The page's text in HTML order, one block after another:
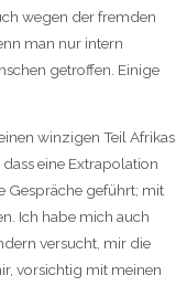
wegen der fremden
man nur intern
getroffen. Einige
winzigen Teil Afrikas
eine Extrapolation
Gespräche geführt; mit
Ich habe mich auch
versucht, mir die
vorsichtig mit meinen